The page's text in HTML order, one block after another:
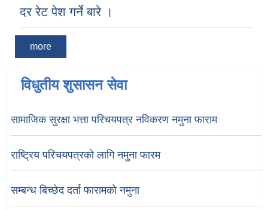
दर रेट पेश गर्ने बारे ।
more
विधुतीय शुसासन सेवा
सामाजिक सुरक्षा भत्ता परिचयपत्र नविकरण नमुना फाराम
राष्ट्रिय परिचयपत्रको लागि नमुना फारम
सम्बन्ध बिच्छेद दर्ता फारामको नमुना